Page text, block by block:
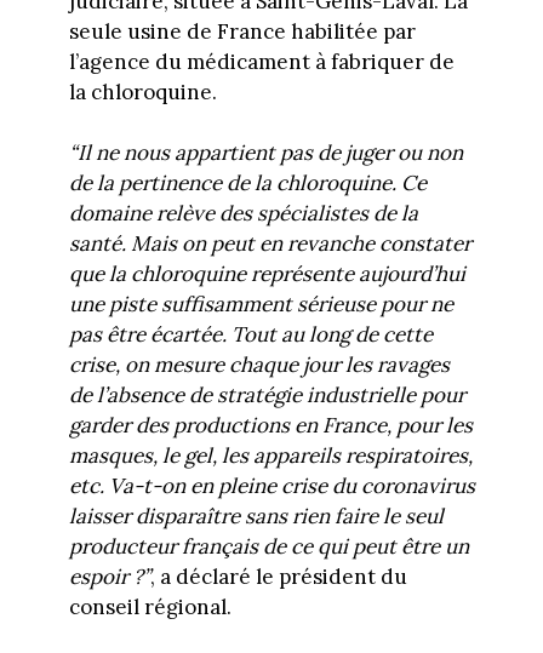
seule usine de France habilitée par
l’agence du médicament à fabriquer de
la chloroquine.
“Il ne nous appartient pas de juger ou non
de la pertinence de la chloroquine. Ce
domaine relève des spécialistes de la
santé. Mais on peut en revanche constater
que la chloroquine représente aujourd’hui
une piste suffisamment sérieuse pour ne
pas être écartée. Tout au long de cette
crise, on mesure chaque jour les ravages
de l’absence de stratégie industrielle pour
garder des productions en France, pour les
masques, le gel, les appareils respiratoires,
etc. Va-t-on en pleine crise du coronavirus
laisser disparaître sans rien faire le seul
producteur français de ce qui peut être un
espoir ?”, a déclaré le président du
conseil régional.